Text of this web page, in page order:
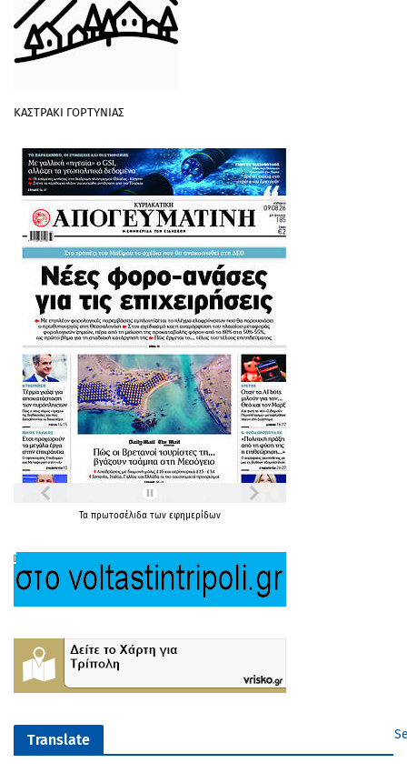
ΚΑΣΤΡΑΚΙ ΓΟΡΤΥΝΙΑΣ
Τα πρωτοσέλιδα των εφημερίδων
Translate